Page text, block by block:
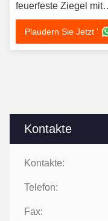
Kontakte
Kontakte:
Telefon:
Fax:
feuerfeste Ziegel mit
individueller Größe
Öfenwagen
Plaudern Sie Jetzt '